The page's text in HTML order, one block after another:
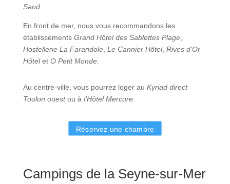
Sand.
En front de mer, nous vous recommandons les
établissements Grand Hôtel des Sablettes Plage,
Hostellerie La Farandole, Le Cannier Hôtel, Rives d’Or
Hôtelet O Petit Monde.
Au centre-ville, vous pourrez loger au Kyriad direct
Toulon ouest ou à l’Hôtel Mercure.
Réservez une chambre
Campings de la Seyne-sur-Mer